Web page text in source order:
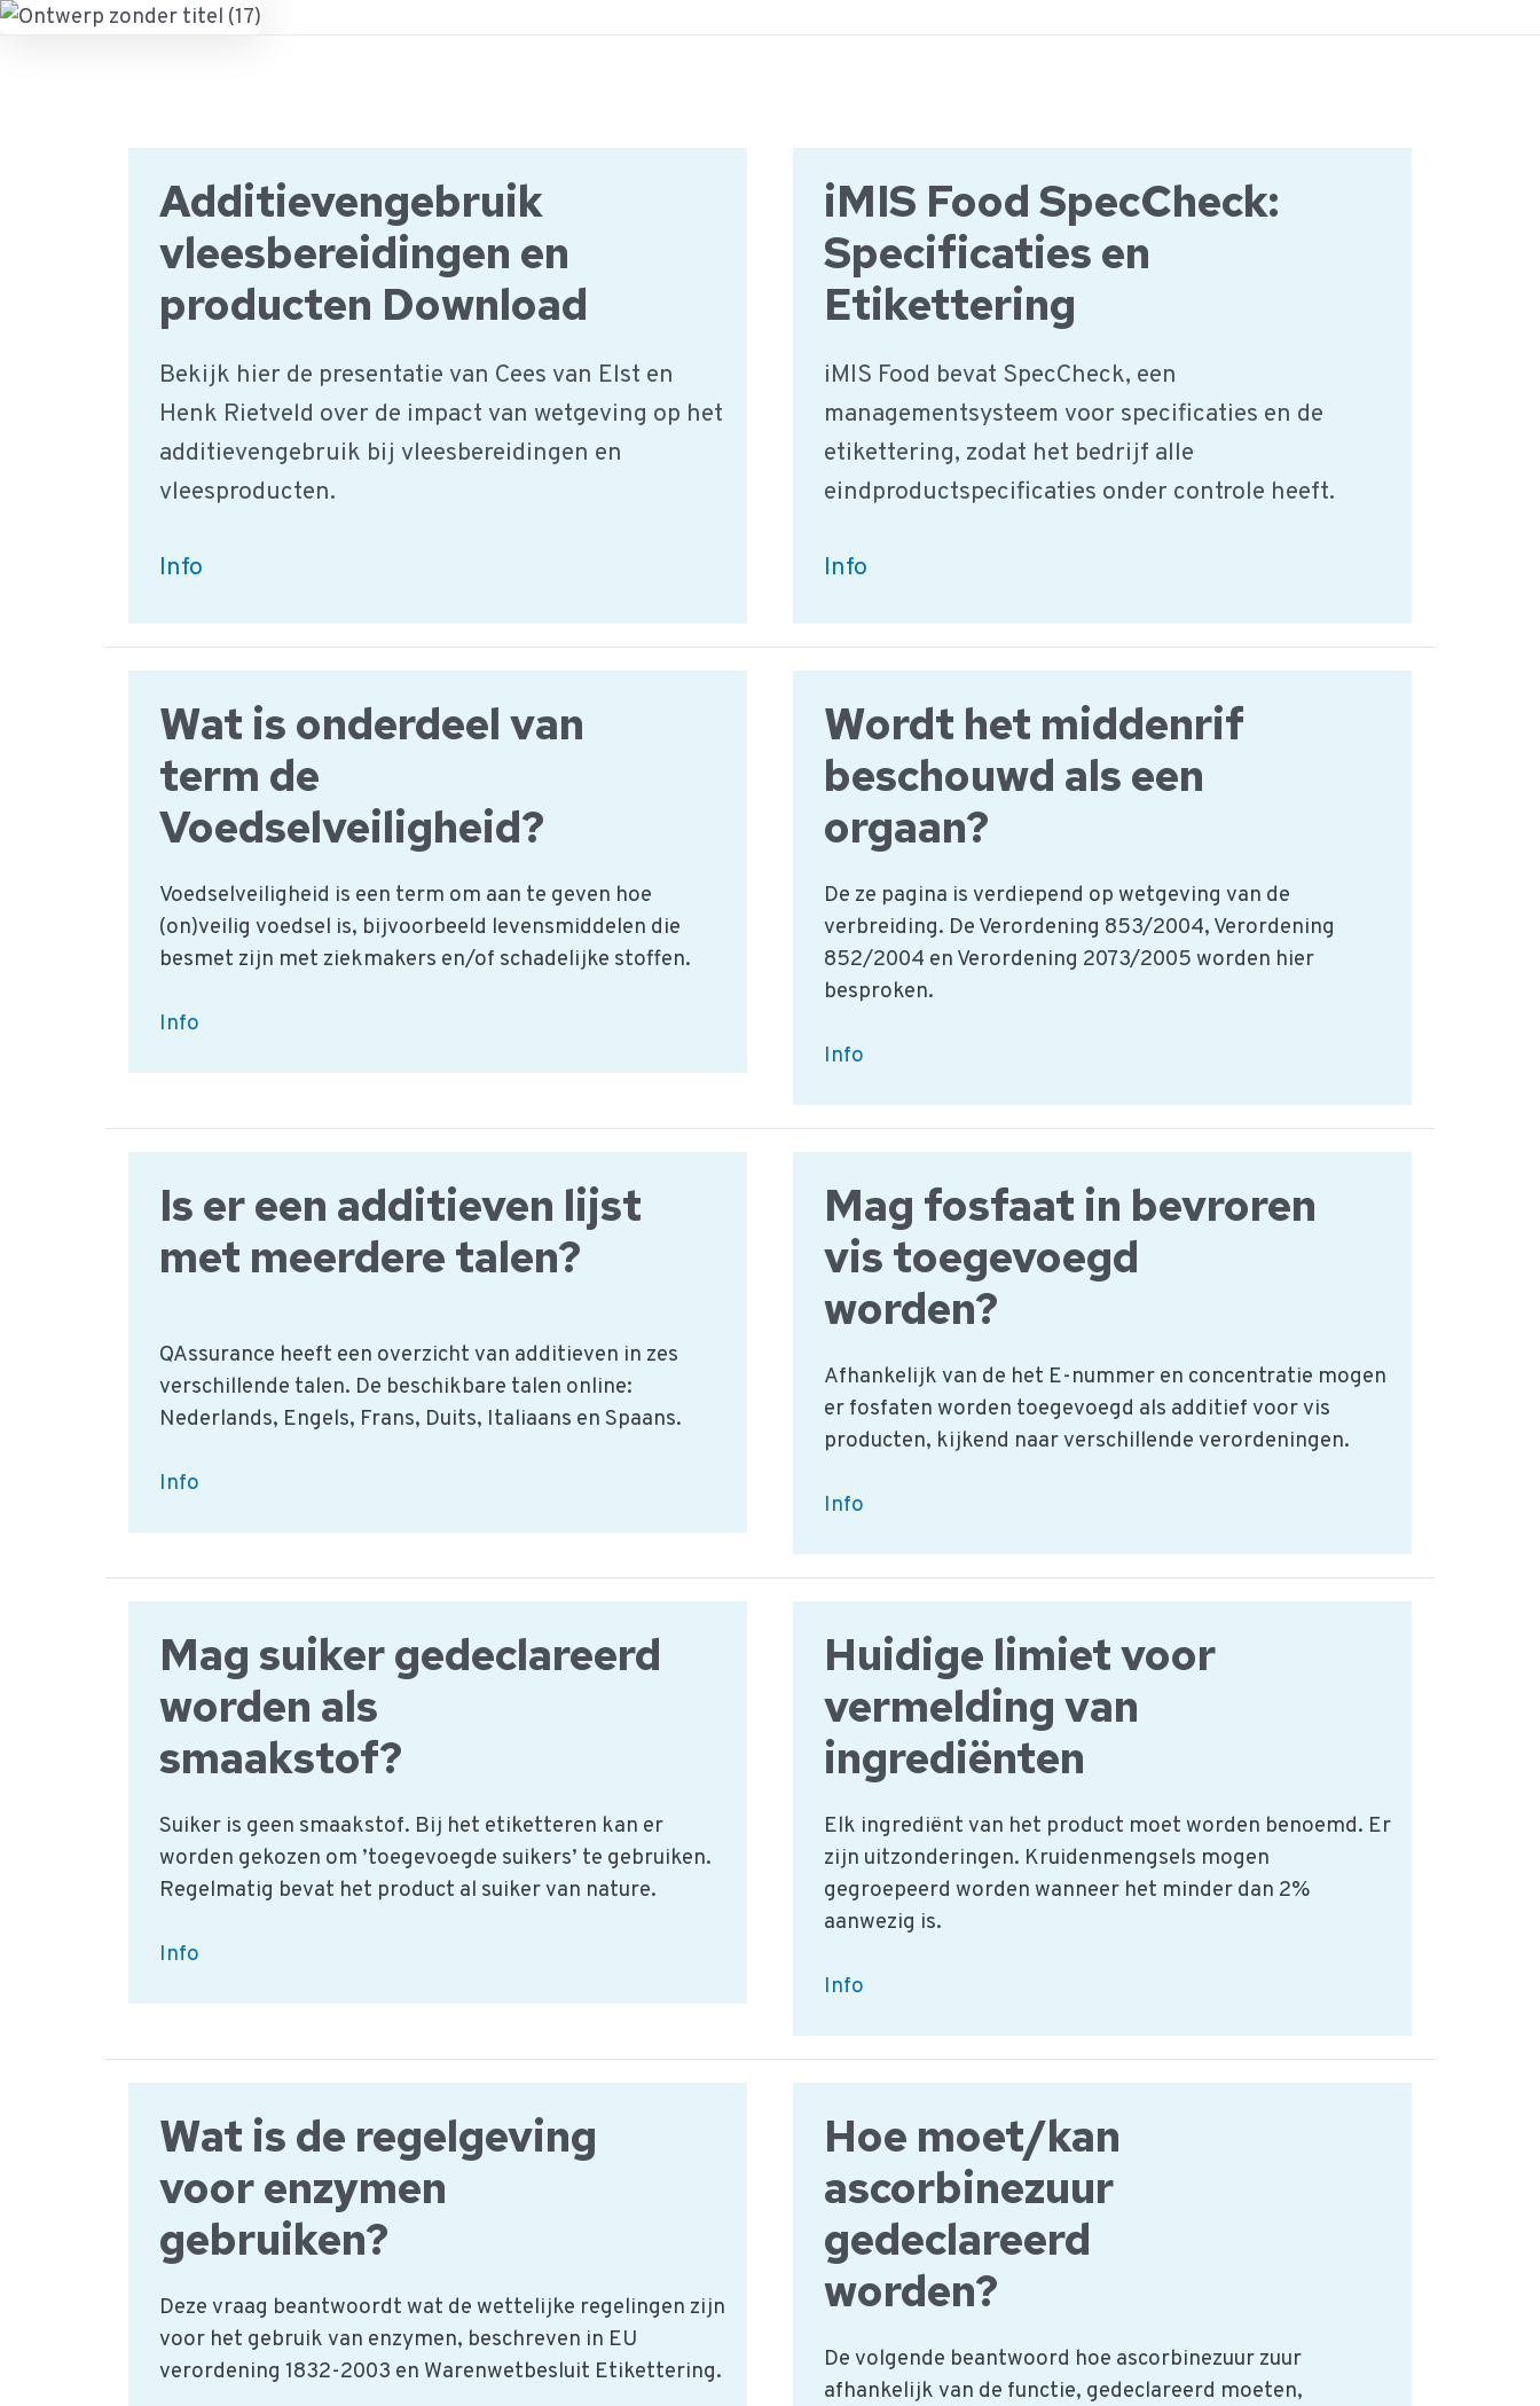
Additievengebruik
vleesbereidingen en
producten Download
Bekijk hier de presentatie van Cees van Elst en
Henk Rietveld over de impact van wetgeving op het
additievengebruik bij vleesbereidingen en
vleesproducten.
Additievengebruik
en
Download
Info
iMIS Food SpecCheck:
Specificaties en
Etikettering
iMIS Food bevat SpecCheck, een
managementsysteem voor specificaties en de
etikettering, zodat het bedrijf alle
eindproductspecificaties onder controle heeft.
iMIS
SpecCheck:
en
Etikettering
Info
Wat is onderdeel van
term de
Voedselveiligheid?
Voedselveiligheid is een term om aan te geven hoe
(on)veilig voedsel is, bijvoorbeeld levensmiddelen die
besmet zijn met ziekmakers en/of schadelijke stoffen.
Wat
term
de
Voedselveiligheid?
Info
Wordt het middenrif
beschouwd als een
orgaan?
De ze pagina is verdiepend op wetgeving van de
verbreiding. De Verordening 853/2004, Verordening
852/2004 en Verordening 2073/2005 worden hier
besproken.
Wordt
beschouwd
als
een
orgaan?
Info
Is er een additieven lijst
met meerdere talen?
QAssurance heeft een overzicht van additieven in zes
verschillende talen. De beschikbare talen online:
Nederlands, Engels, Frans, Duits, Italiaans en Spaans.
Is
additieven
lijst
met
meerdere
talen?
Info
Mag fosfaat in bevroren
vis toegevoegd
worden?
Afhankelijk van de het E-nummer en concentratie mogen
er fosfaten worden toegevoegd als additief voor vis
producten, kijkend naar verschillende verordeningen.
Mag
bevroren
vis
toegevoegd
worden?
Info
Mag suiker gedeclareerd
worden als
smaakstof?
Suiker is geen smaakstof. Bij het etiketteren kan er
worden gekozen om ’toegevoegde suikers’ te gebruiken.
Regelmatig bevat het product al suiker van nature.
Mag
als
smaakstof?
Info
Huidige limiet voor
vermelding van
ingrediënten
Elk ingrediënt van het product moet worden benoemd. Er
zijn uitzonderingen. Kruidenmengsels ​mogen
gegroepeerd worden wanneer het minder dan 2%
aanwezig is.
Huidige
vermelding
van
ingrediënten
Info
Wat is de regelgeving
voor enzymen
gebruiken?
Deze vraag beantwoordt wat de wettelijke regelingen zijn
voor het gebruik van enzymen, beschreven in EU
verordening 1832-2003 en Warenwetbesluit Etikettering.
Hoe moet/kan
ascorbinezuur
gedeclareerd
worden?
De volgende beantwoord hoe ascorbinezuur zuur
afhankelijk van de functie, gedeclareerd moeten,